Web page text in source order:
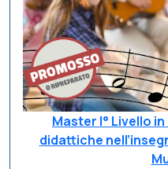
Master I° Livello
didattiche